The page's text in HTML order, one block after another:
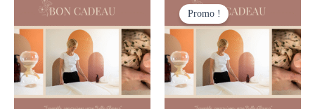
Promo !prix
initial
était :
280,00 €.
prix
est :
260,00 €.